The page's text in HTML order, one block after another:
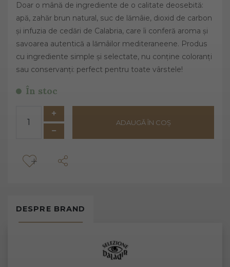
Doar o mână de ingrediente de o calitate deosebită:
apă, zahăr brun natural, suc de lămâie, dioxid de carbon
și infuzia de cedări de Calabria, care îi conferă aroma și
savoarea autentică a lămâilor mediteraneene. Produs
cu ingrediente simple și selectate, nu conține coloranți
sau conservanți: perfect pentru toate vârstele!
În stoc
ADAUGĂ ÎN COȘ
DESPRE BRAND